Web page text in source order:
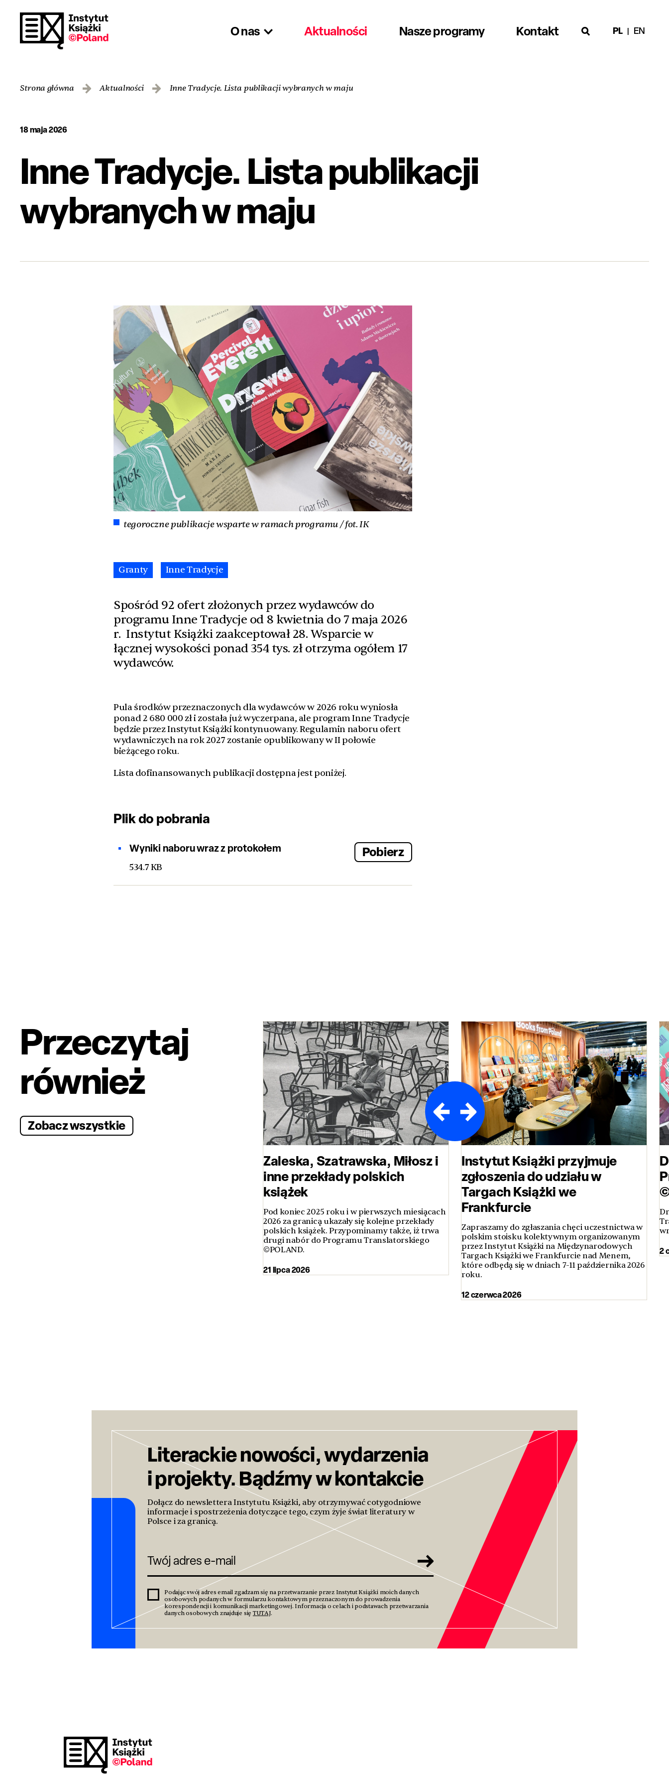
O nas Aktualności Nasze programy Kontakt PL EN
Strona główna Aktualności Inne Tradycje. Lista publikacji wybranych w maju
18 maja 2026
Inne Tradycje. Lista publikacji
wybranych w maju
tegoroczne publikacje wsparte w ramach programu / fot. IK
Granty Inne Tradycje
Spośród 92 ofert złożonych przez wydawców do
programu Inne Tradycje od 8 kwietnia do 7 maja 2026
r. Instytut Książki zaakceptował 28. Wsparcie w
łącznej wysokości ponad 354 tys. zł otrzyma ogółem 17
wydawców.
Pula środków przeznaczonych dla wydawców w 2026 roku wyniosła
ponad 2 680 000 zł i została już wyczerpana, ale program Inne Tradycje
będzie przez Instytut Książki kontynuowany. Regulamin naboru ofert
wydawniczych na rok 2027 zostanie opublikowany w II połowie
bieżącego roku.
Lista dofinansowanych publikacji dostępna jest poniżej.
Plik do pobrania
Wyniki naboru wraz z protokołem
534.7 KB
Pobierz
Przeczytaj
również
Zobacz wszystkie
Zaleska, Szatrawska, Miłosz i
inne przekłady polskich
książek
Pod koniec 2025 roku i w pierwszych miesiącach
2026 za granicą ukazały się kolejne przekłady
polskich książek. Przypominamy także, iż trwa
drugi nabór do Programu Translatorskiego
©POLAND.
21 lipca 2026
Instytut Książki przyjmuje
zgłoszenia do udziału w
Targach Książki we
Frankfurcie
Zapraszamy do zgłaszania chęci uczestnictwa w
polskim stoisku kolektywnym organizowanym
przez Instytut Książki na Międzynarodowych
Targach Książki we Frankfurcie nad Menem,
które odbędą się w dniach 7-11 października 2026
roku.
12 czerwca 2026
2
Literackie nowości, wydarzenia
i projekty. Bądźmy w kontakcie
Dołącz do newslettera Instytutu Książki, aby otrzymywać cotygodniowe
informacje i spostrzeżenia dotyczące tego, czym żyje świat literatury w
Polsce i za granicą.
Podając swój adres email zgadzam się na przetwarzanie przez Instytut Książki moich danych
osobowych podanych w formularzu kontaktowym przeznaczonym do prowadzenia
korespondencji i komunikacji marketingowej. Informacja o celach i podstawach przetwarzania
danych osobowych znajduje sięTUTAJ.